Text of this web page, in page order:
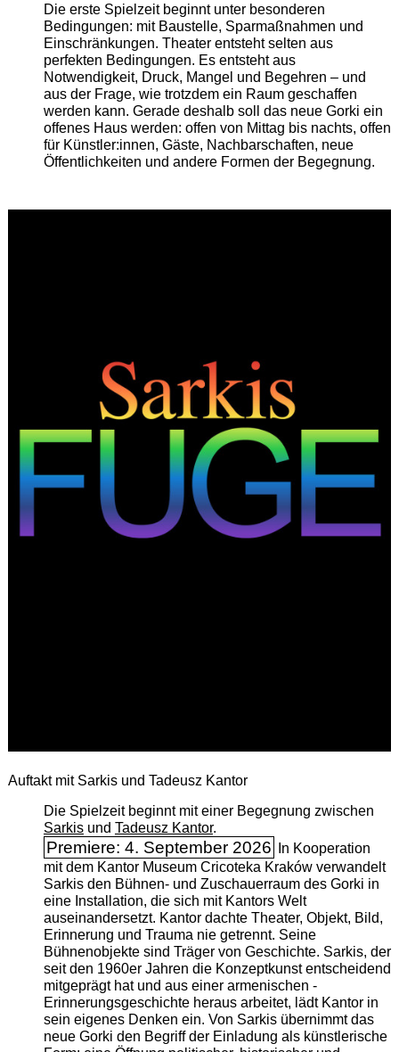
Die erste Spielzeit beginnt unter besonderen
Bedingungen: mit Baustelle, Sparmaßnahmen und
Einschränkungen. Theater entsteht selten aus
perfekten Bedingungen. Es entsteht aus
Notwendigkeit, Druck, Mangel und Begehren – und
aus der Frage, wie trotzdem ein Raum geschaffen
werden kann. Gerade deshalb soll das neue Gorki ein
offenes Haus werden: offen von Mittag bis nachts, offen
für Künstler:innen, Gäste, Nachbarschaften, neue
Öffentlichkeiten und andere Formen der Begegnung.
Auftakt mit Sarkis und Tadeusz Kantor
Die Spielzeit beginnt mit einer Begegnung zwischen
Sarkisund Tadeusz Kantor.
Premiere: 4. September 2026
In Kooperation
mit dem Kantor Museum Cricoteka Kraków verwandelt
Sarkis den Bühnen- und Zuschauerraum des Gorki in
eine Installation, die sich mit Kantors Welt
auseinandersetzt. Kantor dachte Theater, Objekt, Bild,
Erinnerung und Trauma nie getrennt. Seine
Bühnenobjekte sind Träger von Geschichte. Sarkis, der
seit den 1960er Jahren die Konzeptkunst entscheidend
mitgeprägt hat und aus einer armenischen ­
Erinnerungsgeschichte heraus arbeitet, lädt Kantor in
sein eigenes Denken ein. Von Sarkis übernimmt das
neue Gorki den Begriff der Einladung als künstlerische